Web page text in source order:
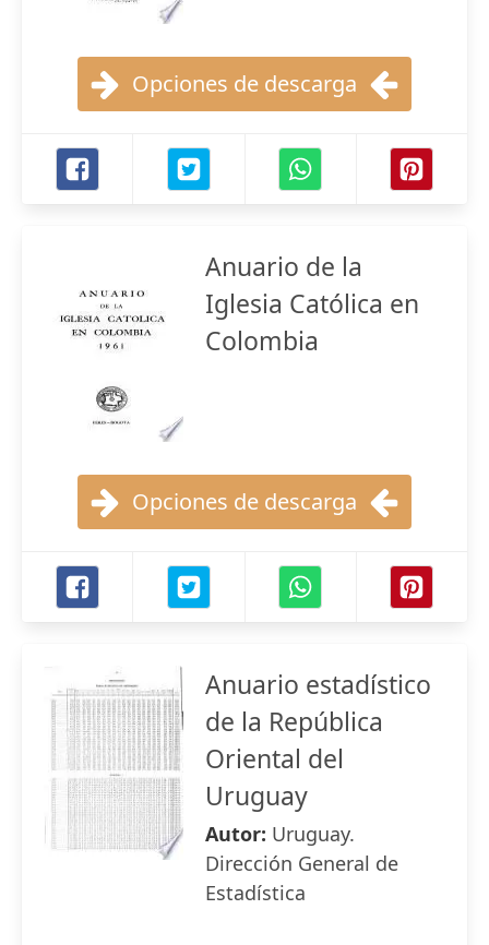
Opciones de descarga
Anuario de la
Iglesia Católica en
Colombia
Opciones de descarga
Anuario estadístico
de la República
Oriental del
Uruguay
Autor: Uruguay.
Dirección General de
Estadística